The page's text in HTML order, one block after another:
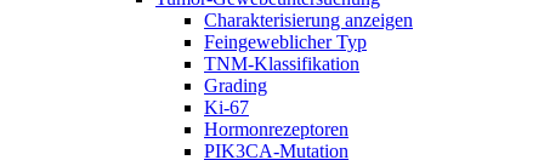
Charakterisierung anzeigen
Feingeweblicher Typ
TNM-Klassifikation
Grading
Ki-67
Hormonrezeptoren
PIK3CA-Mutation